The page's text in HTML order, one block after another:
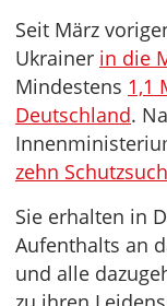
Seit März
Ukrainer in die
Mindestens 1,1
Deutschland.
zehn
Sie erhalten in
Aufenthalts an
und alle